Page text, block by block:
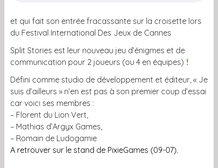
et qui fait son entrée fracassante sur la croisette lors
du Festival International Des Jeux de Cannes
Split Stories est leur nouveau jeu d’énigmes et de
communication pour 2 joueurs (ou 4 en équipes) !
Défini comme studio de développement et éditeur, « Je
suis d’ailleurs » n’en est pas à son premier coup d’essai
car voici ses membres :
– Florent du Lion Vert,
– Mathias d’Argyx Games,
– Romain de Ludogamie
A retrouver sur le stand de PixieGames (09-07).